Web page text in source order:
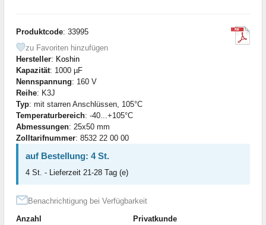
Produktcode: 33995
zu Favoriten hinzufügen
Hersteller: Koshin
Kapazität: 1000 µF
Nennspannung: 160 V
Reihe: K3J
Typ: mit starren Anschlüssen, 105°C
Temperaturbereich: -40...+105°C
Abmessungen: 25x50 mm
Zolltarifnummer: 8532 22 00 00
auf Bestellung: 4 St.
4 St. - Lieferzeit 21-28 Tag (e)
Benachrichtigung bei Verfügbarkeit
Anzahl
Privatkunde